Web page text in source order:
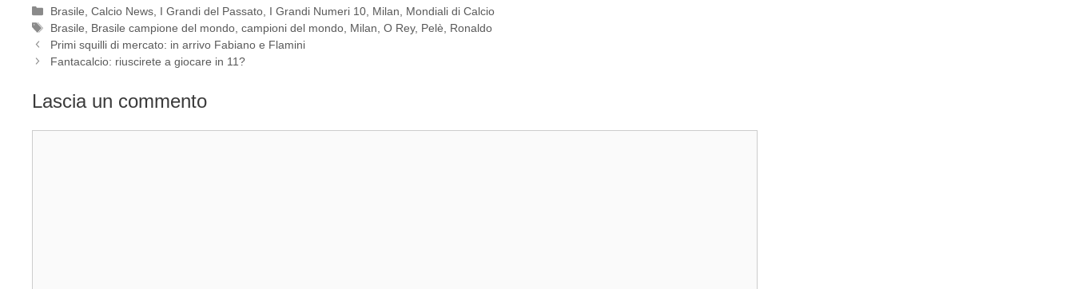
Categorie
Brasile ,Calcio News I Grandi del Passato I Grandi Numeri 10 Milan
Mondiali di Calcio
Tag
Brasile Brasile campione del mondo ,campioni del mondo Milan ,O Rey, Pelè
Ronaldo
Primi squilli di mercato: in arrivo Fabiano e Flamini
Fantacalcio: riuscirete a giocare in 11?
Lascia un commento